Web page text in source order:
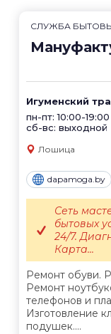
СЛУЖБА
Игуменский
пн-пт: 10:00-19:00
сб-вс: выходной
Лошица
dapamoga.by
Ремонт обуви.
Ремонт
телефонов и
Изготовление
подушек....
Сеть
бытовых
24/7.
Карта...